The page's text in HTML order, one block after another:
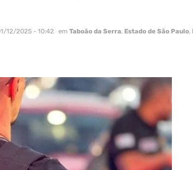
12/2025 - 10:42 em Taboão da Serra, Estado de São Paulo,